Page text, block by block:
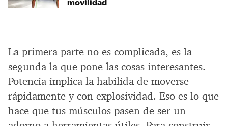
La primera parte no es complicada, es la
segunda la que pone las cosas interesantes.
Potencia implica la habilida de moverse
rápidamente y con explosividad. Eso es lo que
hace que tus músculos pasen de ser un